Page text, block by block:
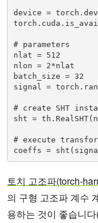
device =
# parameters
nlat = 512
nlon = 2*nlat
batch_size = 32
signal =
# create SHT
sht =
# execute
coeffs =
토치 고조파(torch-
의 구형 고조파 계수
용하는 것이 좋습니